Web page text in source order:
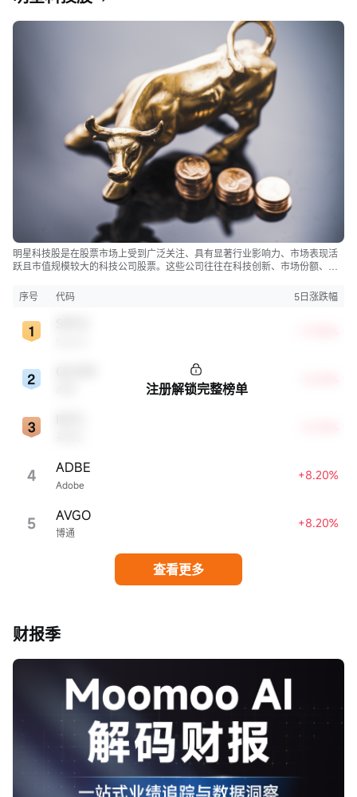
明星科技股是在股票市场上受到广泛关注、具有显著行业影响力、市场表现活
跃且市值规模较大的科技公司股票。这些公司往往在科技创新、市场份额、品
市，特别是科技行业板块乃至全球经济具有显著影响。
序号 代码 5日涨跌幅
4 Adobe
ADBE +8.20%
5 博通
AVGO +8.20%
注册解锁完整榜单
查看更多
财报季